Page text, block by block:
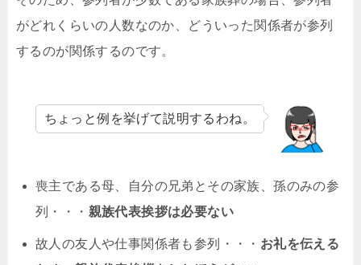
がどれくらいの人数なのか、どういった関係者が参列
するのが関係するのです。
ちょっと例を挙げて説明するわね。
喪主である母、自分の兄弟とその家族、孫のみの参
列・・・ 親族代表挨拶は必要ない
故人の友人や仕事関係者も参列・・・ お礼を伝える